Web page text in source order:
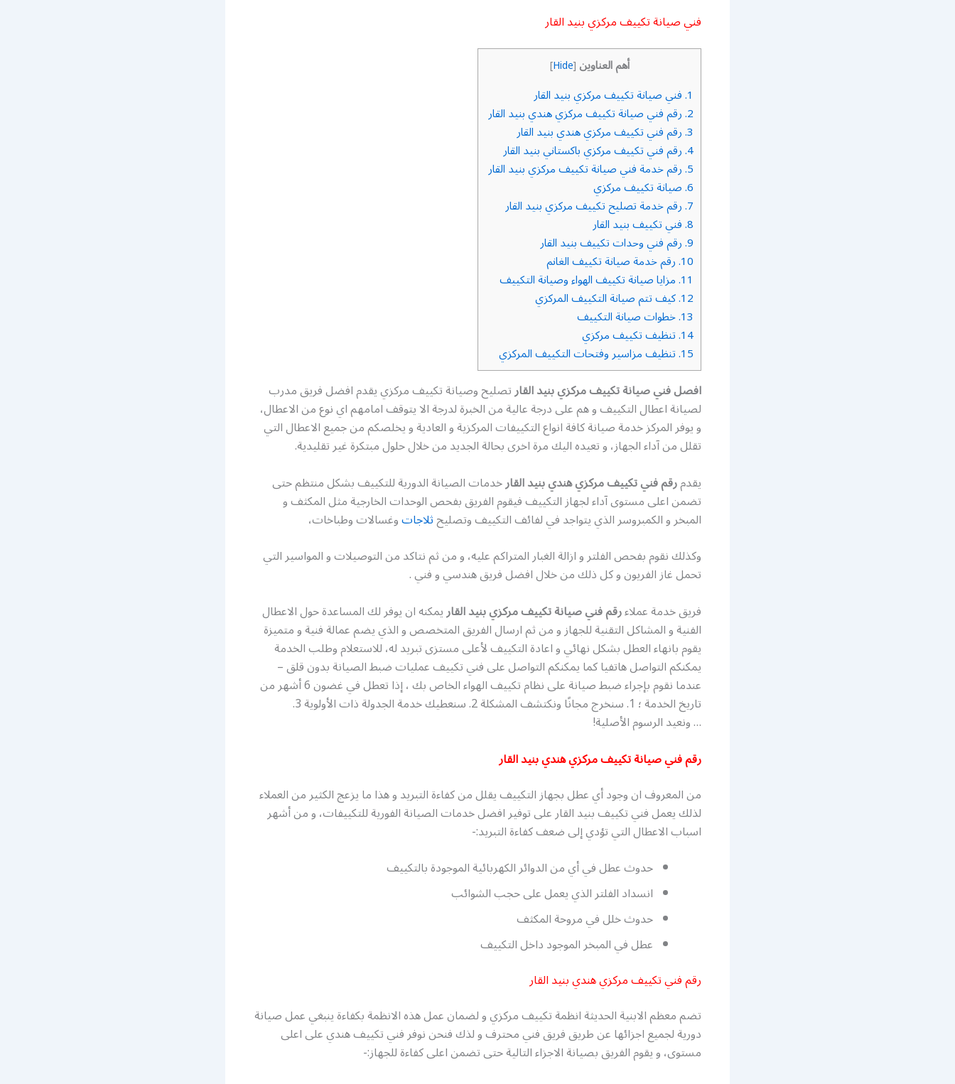
فني صيانة تكييف مركزي بنيد القار
أهم العناوين [
Hide
]
1. فني صيانة تكييف مركزي بنيد القار
2. رقم فني صيانة تكييف مركزي هندي بنيد القار
3. رقم فني تكييف مركزي هندي بنيد القار
4. رقم فني تكييف مركزي باكستاني بنيد القار
5. رقم خدمة فني صيانة تكييف مركزي بنيد القار
6. صيانة تكييف مركزي
7. رقم خدمة تصليح تكييف مركزي بنيد القار
8. فني تكييف بنيد القار
9. رقم فني وحدات تكييف بنيد القار
10. رقم خدمة صيانة تكييف الغانم
11. مزايا صيانة تكييف الهواء وصيانة التكييف
12. كيف تتم صيانة التكييف المركزي
13. خطوات صيانة التكييف
14. تنظيف تكييف مركزي
15. تنظيف مزاسير وفتحات التكييف المركزي
افصل فني صيانة تكييف مركزي بنيد القارتصليح وصيانة تكييف مركزي يقدم افضل فريق مدرب
لصيانة اعطال التكييف و هم على درجة عالية من الخبرة لدرجة الا يتوقف امامهم اي نوع من الاعطال،
و يوفر المركز خدمة صيانة كافة انواع التكييفات المركزية و العادية و يخلصكم من جميع الاعطال التي
تقلل من آداء الجهاز، و تعيده اليك مرة اخرى بحالة الجديد من خلال حلول مبتكرة غير تقليدية.
يقدمرقم فني تكييف مركزي هندي بنيد القارخدمات الصيانة الدورية للتكييف بشكل منتظم حتى
تضمن اعلى مستوى آداء لجهاز التكييف فيقوم الفريق بفحص الوحدات الخارجية مثل المكثف و
المبخر و الكمبروسر الذي يتواجد في لفائف التكييف وتصليحثلاجاتوغسالات وطباخات،
وكذلك نقوم بفحص الفلتر و ازالة الغبار المتراكم عليه، و من ثم نتاكد من التوصيلات و المواسير التي
تحمل غاز الفريون و كل ذلك من خلال افضل فريق هندسي و فني .
فريق خدمة عملاءرقم فني صيانة تكييف مركزي بنيد القاريمكنه ان يوفر لك المساعدة حول الاعطال
الفنية و المشاكل التقنية للجهاز و من ثم ارسال الفريق المتخصص و الذي يضم عمالة فنية و متميزة
يقوم بانهاء العطل بشكل نهائي و اعادة التكييف لأعلى مستزى تبريد له، للاستعلام وطلب الخدمة
يمكنكم التواصل هاتفيا كما يمكنكم التواصل على فني تكييف عمليات ضبط الصيانة بدون قلق –
عندما نقوم بإجراء ضبط صيانة على نظام تكييف الهواء الخاص بك ، إذا تعطل في غضون 6 أشهر من
تاريخ الخدمة ؛ 1. سنخرج مجانًا ونكتشف المشكلة 2. سنعطيك خدمة الجدولة ذات الأولوية 3.
… ونعيد الرسوم الأصلية!
رقم فني صيانة تكييف مركزي هندي بنيد القار
من المعروف ان وجود أي عطل بجهاز التكييف يقلل من كفاءة التبريد و هذا ما يزعج الكثير من العملاء
لذلك يعمل فني تكييف بنيد القار على توفير افضل خدمات الصيانة الفورية للتكييفات، و من أشهر
اسباب الاعطال التي تؤدي إلى ضعف كفاءة التبريد:-
حدوث عطل في أي من الدوائر الكهربائية الموجودة بالتكييف
انسداد الفلتر الذي يعمل على حجب الشوائب
حدوث خلل في مروحة المكثف
عطل في المبخر الموجود داخل التكييف
رقم فني تكييف مركزي هندي بنيد القار
تضم معظم الابنية الحديثة انظمة تكييف مركزي و لضمان عمل هذه الانظمة بكفاءة ينبغي عمل صيانة
دورية لجميع اجزائها عن طريق فريق فني محترف و لذك فنحن نوفر فني تكييف هندي على اعلى
مستوى، و يقوم الفريق بصيانة الاجزاء التالية حتى تضمن اعلى كفاءة للجهاز:-